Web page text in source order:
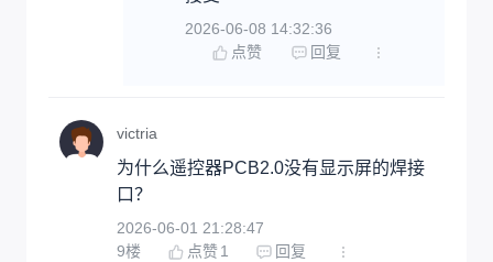
2026-06-08 14:32:36
点赞
回复
victria
为什么遥控器PCB2.0没有显示屏的焊接
口？
2026-06-01 21:28:47
9楼 点赞 1 回复